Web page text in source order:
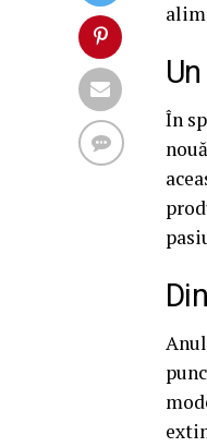
În